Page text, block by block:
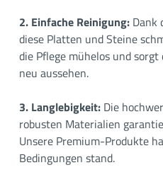
2. Einfache Reinigung:Dank
diese Platten und Steine
die Pflege mühelos und
neu aussehen.
3. Langlebigkeit:Die
robusten Materialien
Unsere Premium-Produkte
Bedingungen stand.